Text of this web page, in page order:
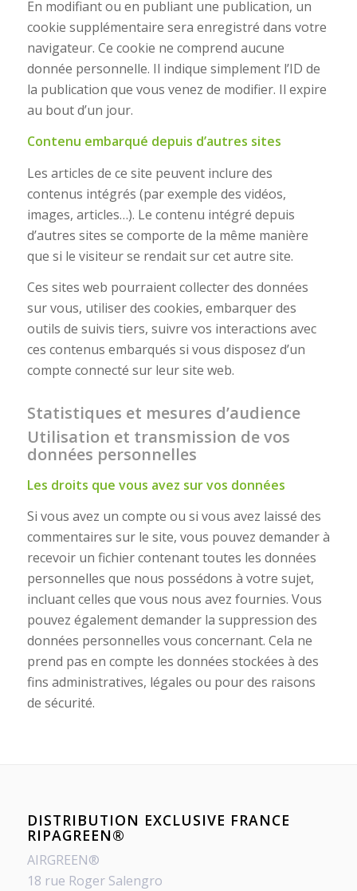
En modifiant ou en publiant une publication, un
cookie supplémentaire sera enregistré dans votre
navigateur. Ce cookie ne comprend aucune
donnée personnelle. Il indique simplement l’ID de
la publication que vous venez de modifier. Il expire
au bout d’un jour.
Contenu embarqué depuis d’autres sites
Les articles de ce site peuvent inclure des
contenus intégrés (par exemple des vidéos,
images, articles…). Le contenu intégré depuis
d’autres sites se comporte de la même manière
que si le visiteur se rendait sur cet autre site.
Ces sites web pourraient collecter des données
sur vous, utiliser des cookies, embarquer des
outils de suivis tiers, suivre vos interactions avec
ces contenus embarqués si vous disposez d’un
compte connecté sur leur site web.
Statistiques et mesures d’audience
Utilisation et transmission de vos
données personnelles
Les droits que vous avez sur vos données
Si vous avez un compte ou si vous avez laissé des
commentaires sur le site, vous pouvez demander à
recevoir un fichier contenant toutes les données
personnelles que nous possédons à votre sujet,
incluant celles que vous nous avez fournies. Vous
pouvez également demander la suppression des
données personnelles vous concernant. Cela ne
prend pas en compte les données stockées à des
fins administratives, légales ou pour des raisons
de sécurité.
DISTRIBUTION EXCLUSIVE FRANCE
RIPAGREEN®
AIRGREEN®
18 rue Roger Salengro